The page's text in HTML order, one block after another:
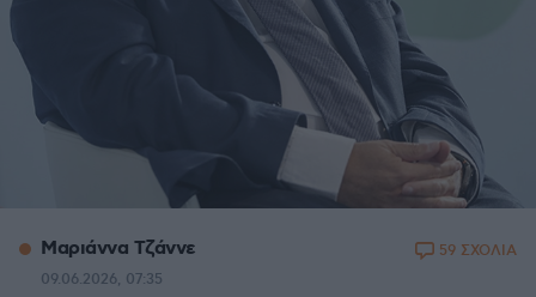
Μαριάννα Τζάννε
09.06.2026, 07:35
59 ΣΧΟΛΙΑ